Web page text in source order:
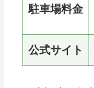
駐車場料金
公式サイト